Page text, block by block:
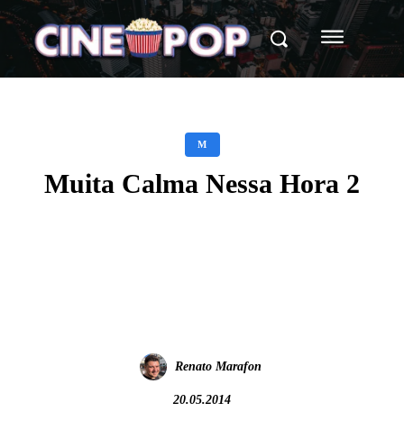
M
Muita Calma Nessa Hora 2
Renato Marafon
20.05.2014